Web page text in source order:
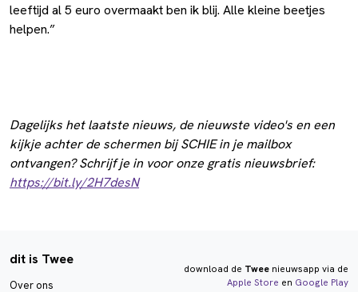
leeftijd al 5 euro overmaakt ben ik blij. Alle kleine beetjes
helpen.”
Dagelijks het laatste nieuws, de nieuwste video's en een
kijkje achter de schermen bij SCHIE in je mailbox
ontvangen? Schrijf je in voor onze gratis nieuwsbrief:
https://bit.ly/2H7desN
dit is Twee
Over ons
download de Tweenieuwsapp via de
Apple Store en Google Play